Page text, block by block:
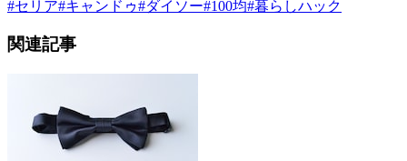
#セリア#キャンドゥ#ダイソー#100均#暮らしハック
関連記事